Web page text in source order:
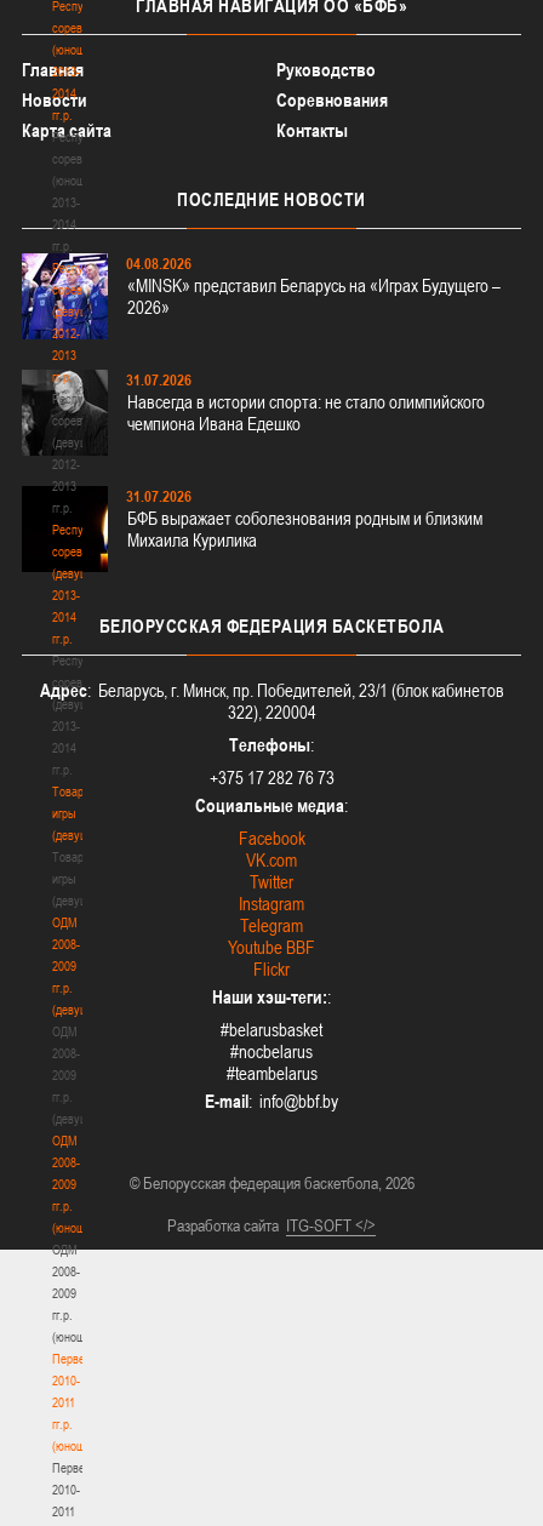
Республиканские
соревнования
(юноши)
2013-
2014
гг.р.
Республиканские
соревнования
(юноши)
2013-
2014
гг.р.
Республиканские
соревнования
(девушки)
2012-
2013
гг.р.
Республиканские
соревнования
(девушки)
2012-
2013
гг.р.
Республиканские
соревнования
(девушки)
2013-
2014
гг.р.
Республиканские
соревнования
(девушки)
2013-
2014
гг.р.
Товарищеские
игры
(девушки)
Товарищеские
игры
(девушки)
ОДМ
2008-
2009
гг.р.
(девушки)
ОДМ
2008-
2009
гг.р.
(девушки)
ОДМ
2008-
2009
гг.р.
(юноши)
ОДМ
2008-
2009
гг.р.
(юноши)
Первенство
2010-
2011
гг.р.
(юноши)
Первенство
2010-
2011
ГЛАВНАЯ НАВИГАЦИЯ ОО «БФБ»
Главная
Руководство
Новости
Соревнования
Карта сайта
Контакты
ПОСЛЕДНИЕ НОВОСТИ
04.08.2026
«MINSK» представил Беларусь на «Играх Будущего –
2026»
31.07.2026
Навсегда в истории спорта: не стало олимпийского
чемпиона Ивана Едешко
31.07.2026
БФБ выражает соболезнования родным и близким
Михаила Курилика
БЕЛОРУССКАЯ ФЕДЕРАЦИЯ БАСКЕТБОЛА
Адрес: Беларусь, г. Минск, пр. Победителей, 23/1 (блок кабинетов
322), 220004
Телефоны:
+375 17 282 76 73
Социальные медиа:
Facebook
VK.com
Twitter
Instagram
Telegram
Youtube BBF
Flickr
Наши хэш-теги::
#belarusbasket
#nocbelarus
#teambelarus
E-mail:
© Белорусская федерация баскетбола, 2026
Разработка сайта ITG-SOFT </>